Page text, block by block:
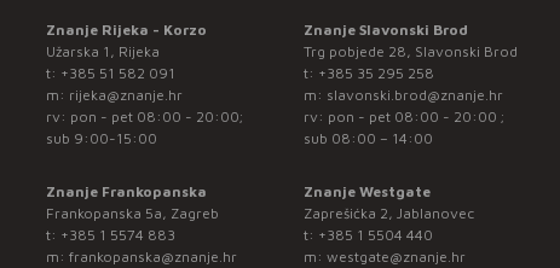
Znanje Rijeka - Korzo
Užarska 1, Rijeka
t: +385 51 582 091
m: rijeka@znanje.hr
rv: pon - pet 08:00 - 20:00;
sub 9:00-15:00
Znanje Slavonski Brod
Trg pobjede 28, Slavonski Brod
t: +385 35 295 258
m: slavonski.brod@znanje.hr
rv: pon - pet 08:00 - 20:00 ;
sub 08:00 – 14:00
Znanje Frankopanska
Frankopanska 5a, Zagreb
t: +385 1 5574 883
m: frankopanska@znanje.hr
Znanje Westgate
Zaprešićka 2, Jablanovec
t: +385 1 5504 440
m: westgate@znanje.hr